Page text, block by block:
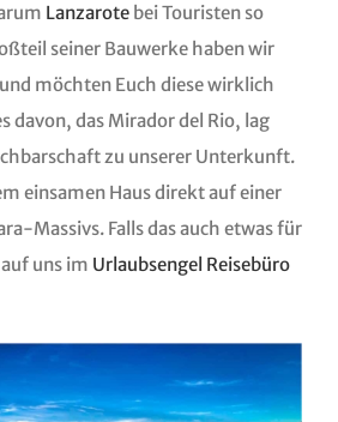
Lanzarotebei Touristen so
seiner Bauwerke haben wir
möchten Euch diese wirklich
davon, das Mirador del Rio, lag
zu unserer Unterkunft.
einsamen Haus direkt auf einer
Massivs. Falls das auch etwas für
uns im Urlaubsengel Reisebüro